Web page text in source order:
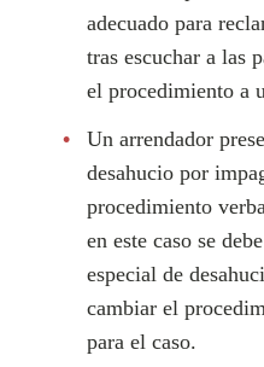
adecuado para
tras escuchar a las
el procedimiento a
Un arrendador
desahucio por
procedimiento
en este caso se
especial de
cambiar el
para el caso.